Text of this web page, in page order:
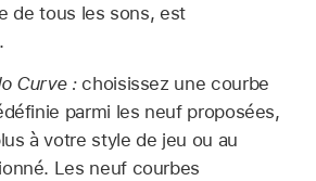
de tous les sons, est
Curve :choisissez une courbe
parmi les neuf proposées,
à votre style de jeu ou au
Les neuf courbes